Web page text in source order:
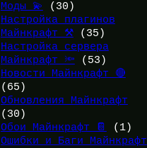
Моды 💫
(30)
Настройка плагинов
Майнкрафт ⚒️(35)
Настройка сервера
Майнкрафт 🔦 (53)
Новости Майнкрафт 🔴
(65)
Обновления Майнкрафт
(30)
Обои Майнкрафт 📔
(1)
Ошибки и Баги Майнкрафт